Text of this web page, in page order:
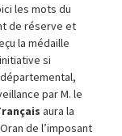
les mots du
de réserve et
la médaille
si
par M. le
aura la
de l’imposant